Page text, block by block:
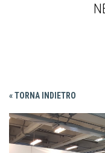
« TORNA INDIETRO